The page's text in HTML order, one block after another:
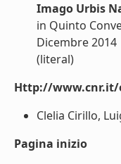
Imago Urbis
in Quinto
Dicembre 2014
(literal)
Http://
Clelia Cirillo,
Pagina inizio